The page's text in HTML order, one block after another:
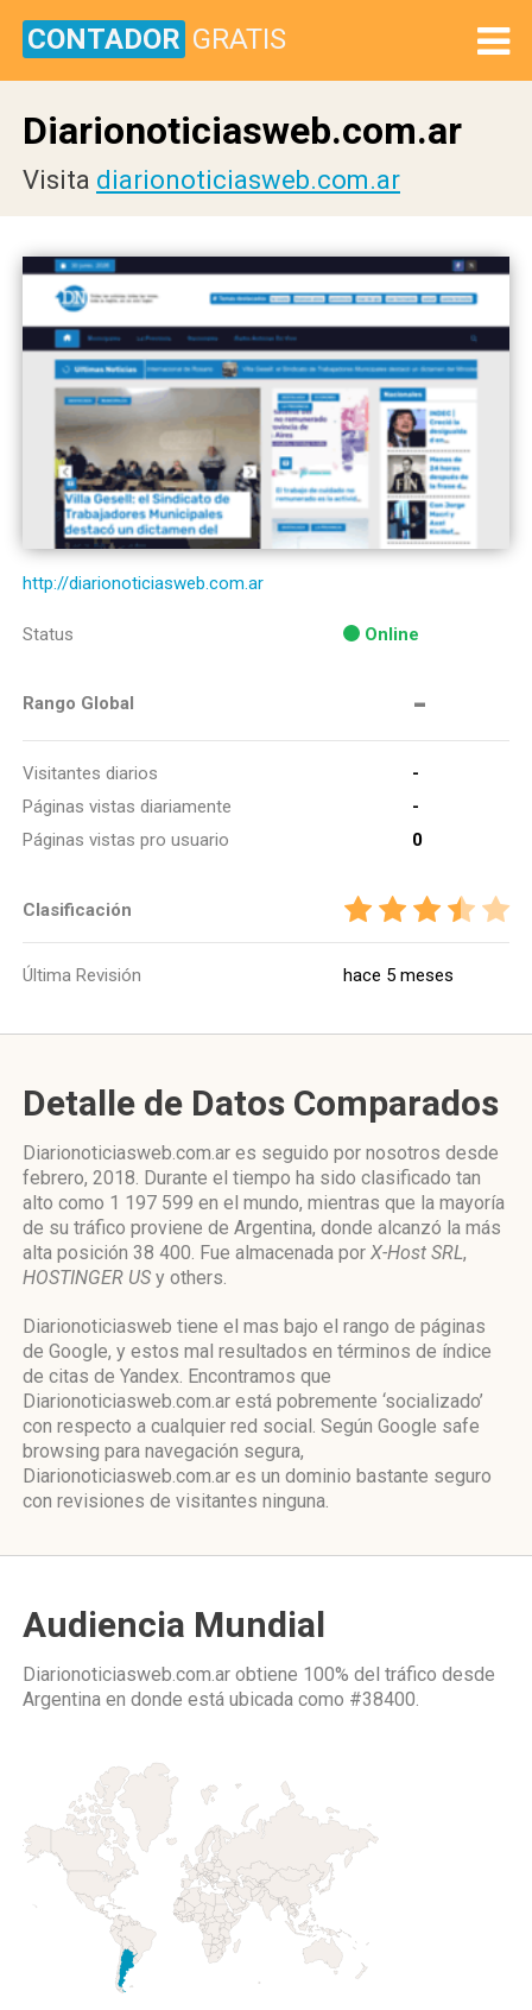
CONTADOR GRATIS
Diarionoticiasweb.com.ar
Visita diarionoticiasweb.com.ar
http://diarionoticiasweb.com.ar
Status Online
Rango Global -
Visitantes diarios
-
Páginas vistas diariamente
-
Páginas vistas pro usuario
0
Clasificación
Última Revisión hace 5 meses
Detalle de Datos Comparados
Diarionoticiasweb.com.ar es seguido por nosotros desde
febrero, 2018. Durante el tiempo ha sido clasificado tan
alto como 1 197 599 en el mundo, mientras que la mayoría
de su tráfico proviene de Argentina, donde alcanzó la más
alta posición 38 400. Fue almacenada por X-Host SRL,
HOSTINGER US y others.
Diarionoticiasweb tiene el mas bajo el rango de páginas
de Google, y estos mal resultados en términos de índice
de citas de Yandex. Encontramos que
Diarionoticiasweb.com.ar está pobremente ‘socializado’
con respecto a cualquier red social. Según Google safe
browsing para navegación segura,
Diarionoticiasweb.com.ar es un dominio bastante seguro
con revisiones de visitantes ninguna.
Audiencia Mundial
Diarionoticiasweb.com.ar obtiene 100% del tráfico desde
Argentina en donde está ubicada como #38400.